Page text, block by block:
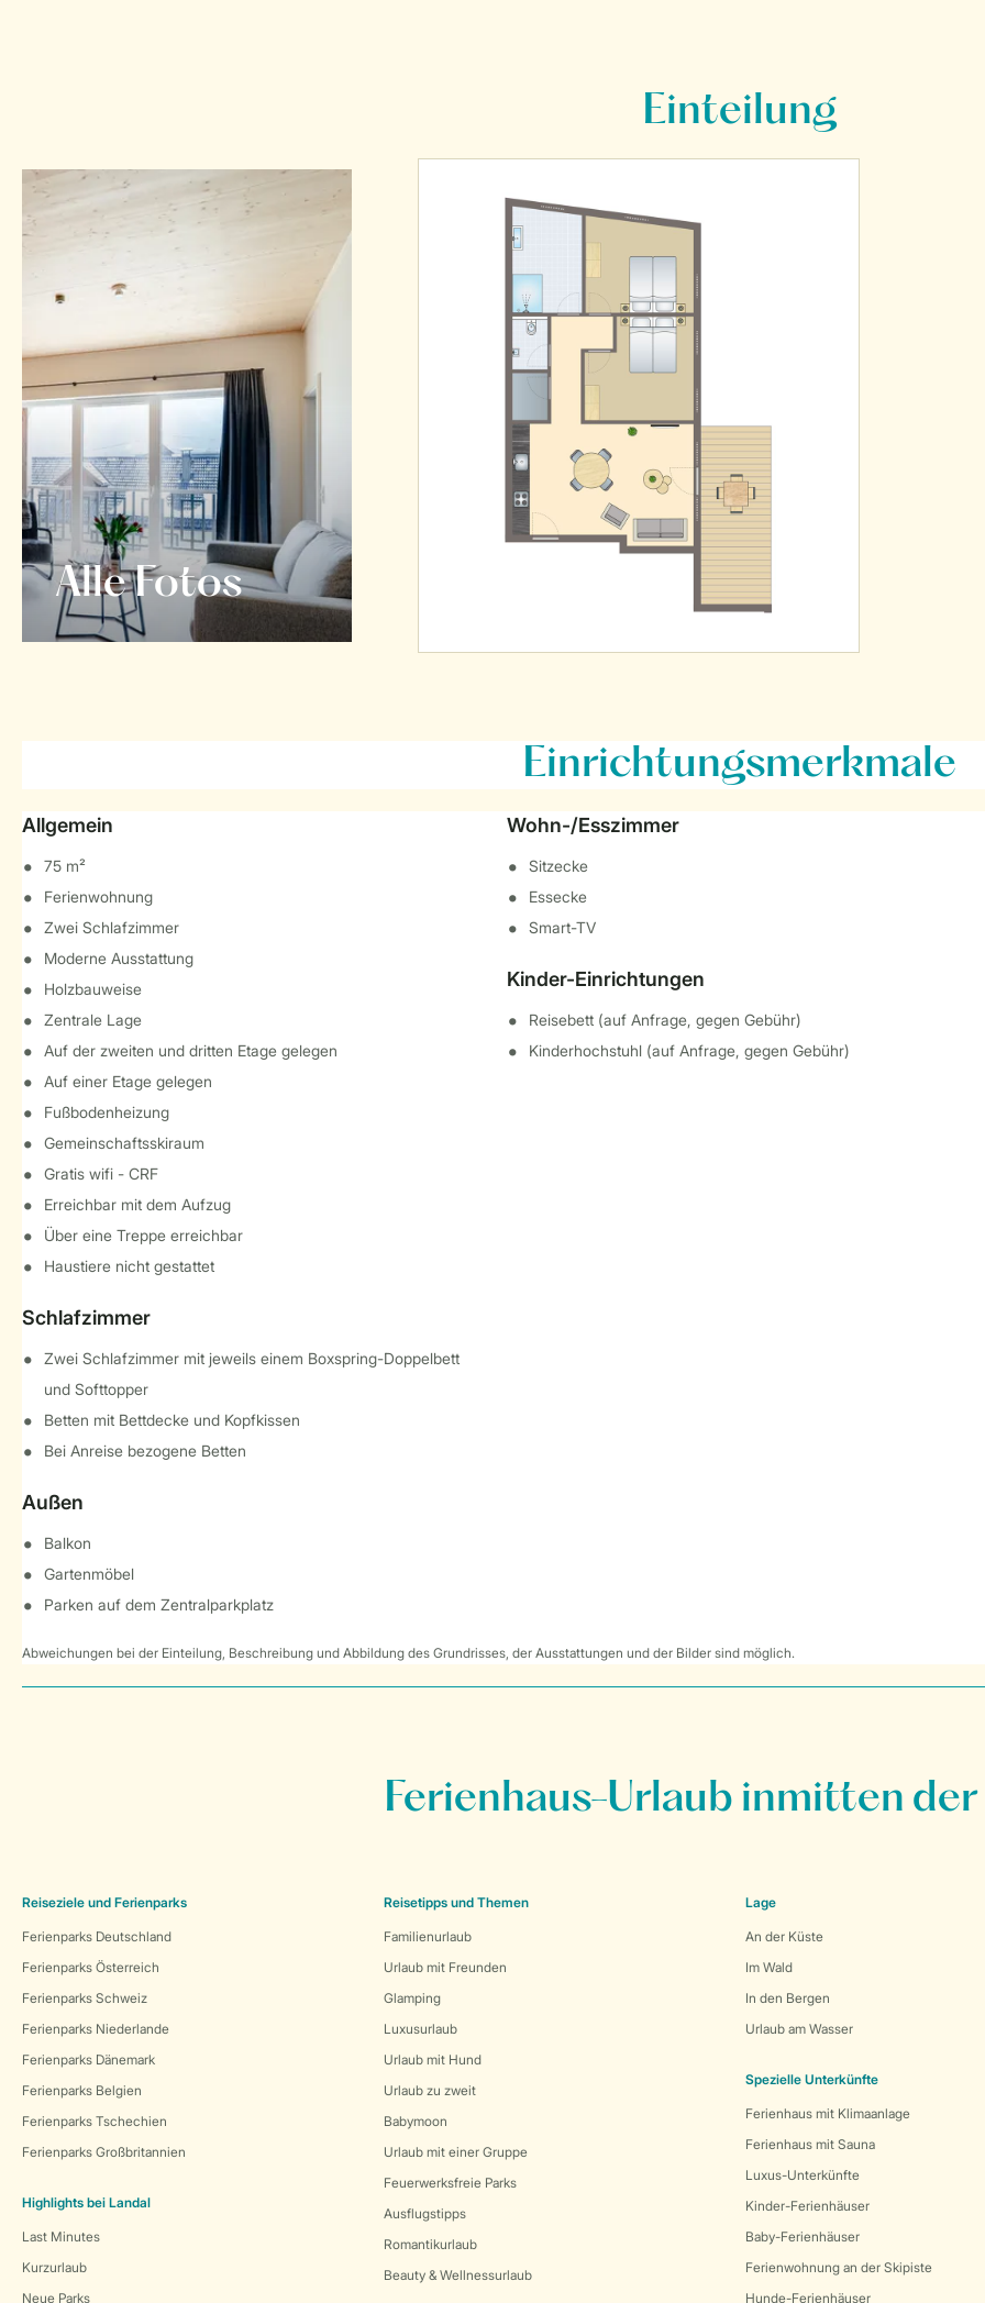
Einteilung
Alle Fotos
Einrichtungsmerkmale
Allgemein
75 m²
Ferienwohnung
Zwei Schlafzimmer
Moderne Ausstattung
Holzbauweise
Zentrale Lage
Auf der zweiten und dritten Etage gelegen
Auf einer Etage gelegen
Fußbodenheizung
Gemeinschaftsskiraum
Gratis wifi - CRF
Erreichbar mit dem Aufzug
Über eine Treppe erreichbar
Haustiere nicht gestattet
Schlafzimmer
Zwei Schlafzimmer mit jeweils einem Boxspring-Doppelbett
und Softtopper
Betten mit Bettdecke und Kopfkissen
Bei Anreise bezogene Betten
Außen
Balkon
Gartenmöbel
Parken auf dem Zentralparkplatz
Wohn-/Esszimmer
Sitzecke
Essecke
Smart-TV
Kinder-Einrichtungen
Reisebett (auf Anfrage, gegen Gebühr)
Kinderhochstuhl (auf Anfrage, gegen Gebühr)
Abweichungen bei der Einteilung, Beschreibung und Abbildung des Grundrisses, der Ausstattungen und der Bilder sind möglich.
Ferienhaus-Urlaub inmitten
Reiseziele und Ferienparks
Ferienparks Deutschland
Ferienparks Österreich
Ferienparks Schweiz
Ferienparks Niederlande
Ferienparks Dänemark
Ferienparks Belgien
Ferienparks Tschechien
Ferienparks Großbritannien
Highlights bei Landal
Last Minutes
Kurzurlaub
Neue Parks
Reisetipps und Themen
Familienurlaub
Urlaub mit Freunden
Glamping
Luxusurlaub
Urlaub mit Hund
Urlaub zu zweit
Babymoon
Urlaub mit einer Gruppe
Feuerwerksfreie Parks
Ausflugstipps
Romantikurlaub
Beauty & Wellnessurlaub
Lage
An der Küste
Im Wald
In den Bergen
Urlaub am Wasser
Spezielle Unterkünfte
Ferienhaus mit Klimaanlage
Ferienhaus mit Sauna
Luxus-Unterkünfte
Kinder-Ferienhäuser
Baby-Ferienhäuser
Ferienwohnung an der Skipiste
Hunde-Ferienhäuser